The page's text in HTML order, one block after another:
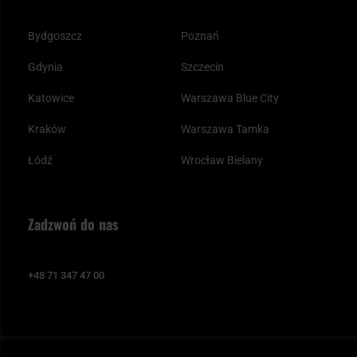
Bydgoszcz
Gdynia
Katowice
Kraków
Łódź
Poznań
Szczecin
Warszawa Blue City
Warszawa Tamka
Wrocław Bielany
Zadzwoń do nas
+48 71 347 47 00